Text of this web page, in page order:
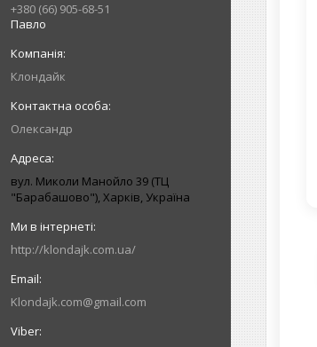
+380 (66) 905-68-51
Павло
Клондайк
Олександр
вул. Миколи Манойло 39 (ТЦ
"Барабашово"), Харків, Україна
http://klondajk.com.ua/
Klondajk.com@gmail.com